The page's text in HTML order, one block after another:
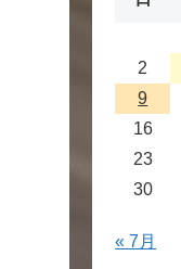
2
9
16
23
30
« 7月